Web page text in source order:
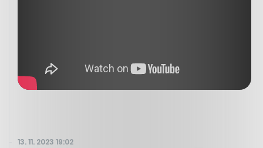
13. 11. 2023 19:02